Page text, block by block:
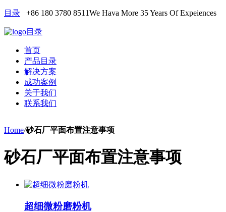
目录 +86 180 3780 8511We Hava More 35 Years Of Expeiences
目录
首页
产品目录
解决方案
成功案例
关于我们
联系我们
Home/砂石厂平面布置注意事项
砂石厂平面布置注意事项
超细微粉磨粉机